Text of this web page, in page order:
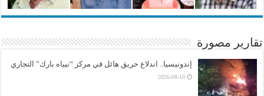
تقارير مصورة
إندونيسيا.. اندلاع حريق هائل في مركز “نيباه بارك” التجاري
2026-08-10